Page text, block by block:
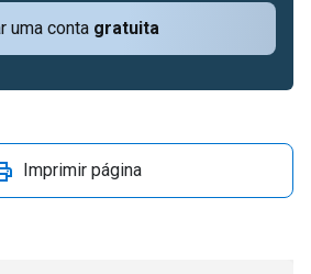
uma conta gratuita
Imprimir página